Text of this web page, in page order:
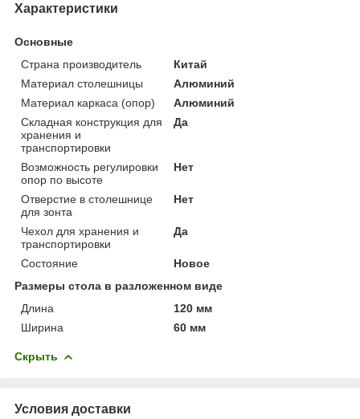
Характеристики
Основные
Страна производитель
Китай
Материал столешницы
Алюминий
Материал каркаса (опор)
Алюминий
Складная конструкция для
хранения и
транспортировки
Да
Возможность регулировки
опор по высоте
Нет
Отверстие в столешнице
для зонта
Нет
Чехол для хранения и
транспортировки
Да
Состояние
Новое
Размеры стола в разложенном виде
Длина
120 мм
Ширина
60 мм
Скрыть
Условия доставки